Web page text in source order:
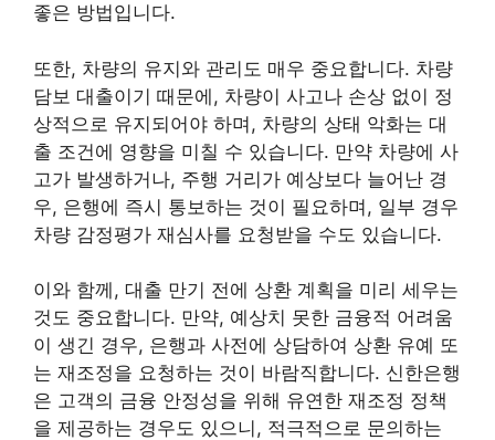
좋은 방법입니다.
또한, 차량의 유지와 관리도 매우 중요합니다. 차량
담보 대출이기 때문에, 차량이 사고나 손상 없이 정
상적으로 유지되어야 하며, 차량의 상태 악화는 대
출 조건에 영향을 미칠 수 있습니다. 만약 차량에 사
고가 발생하거나, 주행 거리가 예상보다 늘어난 경
우, 은행에 즉시 통보하는 것이 필요하며, 일부 경우
차량 감정평가 재심사를 요청받을 수도 있습니다.
이와 함께, 대출 만기 전에 상환 계획을 미리 세우는
것도 중요합니다. 만약, 예상치 못한 금융적 어려움
이 생긴 경우, 은행과 사전에 상담하여 상환 유예 또
는 재조정을 요청하는 것이 바람직합니다. 신한은행
은 고객의 금융 안정성을 위해 유연한 재조정 정책
을 제공하는 경우도 있으니, 적극적으로 문의하는